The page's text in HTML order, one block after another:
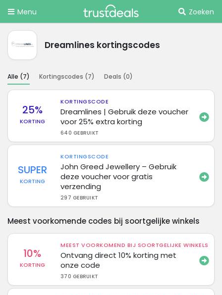
Menu Zoeken
Dreamlines kortingscodes
Alle (7) Kortingscodes (7) Deals (0)
25%
KORTING
KORTINGSCODE
Dreamlines | Gebruik deze voucher
voor 25% extra korting
640 GEBRUIKT
SUPER
KORTING
KORTINGSCODE
John Greed Jewellery – Gebruik
deze voucher voor gratis
verzending
297 GEBRUIKT
Meest voorkomende codes bij soortgelijke winkels
10%
KORTING
MEEST VOORKOMEND BIJ SOORTGELIJKE WINKELS
Ontvang direct 10% korting met
onze code
370 GEBRUIKT